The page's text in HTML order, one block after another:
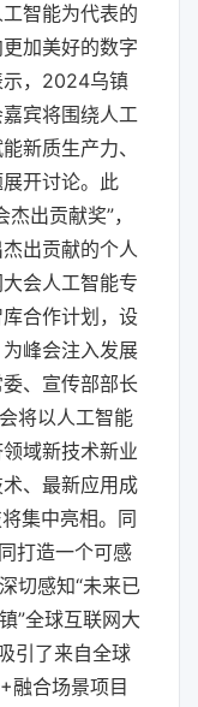
智能为代表的
加美好的数字
示，2024乌镇
宾将围绕人工
新质生产力、
开讨论。此
出贡献奖”，
出贡献的个人
会人工智能专
合作计划，设
峰会注入发展
、宣传部部长
将以人工智能
域新技术新业
、最新应用成
集中亮相。同
打造一个可感
切感知“未来已
”全球互联网大
引了来自全球
融合场景项目